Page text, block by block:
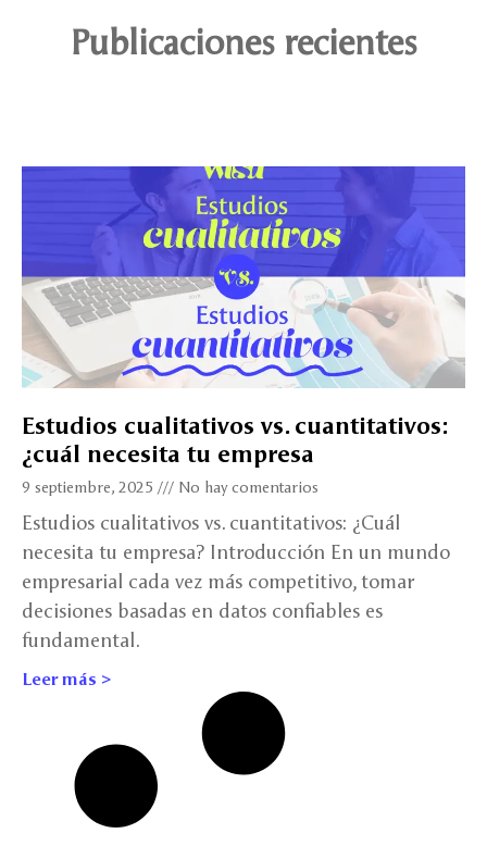
Publicaciones recientes
Estudios cualitativos vs. cuantitativos:
¿cuál necesita tu empresa
9 septiembre, 2025 No hay comentarios
Estudios cualitativos vs. cuantitativos: ¿Cuál
necesita tu empresa? Introducción En un mundo
empresarial cada vez más competitivo, tomar
decisiones basadas en datos confiables es
fundamental.
Leer más >